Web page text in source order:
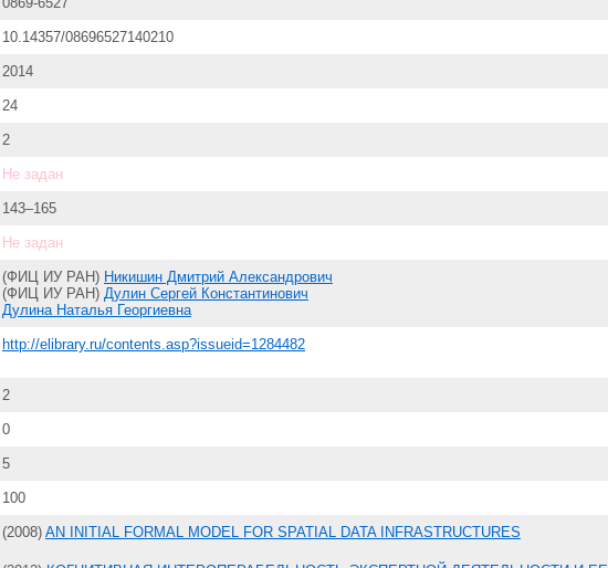
10.14357/08696527140210
2014
24
2
Не задан
143–165
Не задан
(ФИЦ ИУ РАН) Никишин Дмитрий Александрович
(ФИЦ ИУ РАН) Дулин Сергей Константинович
Дулина Наталья Георгиевна
http://elibrary.ru/contents.asp?issueid=1284482
2
0
5
100
(2008) AN INITIAL FORMAL MODEL FOR SPATIAL DATA INFRASTRUCTURES